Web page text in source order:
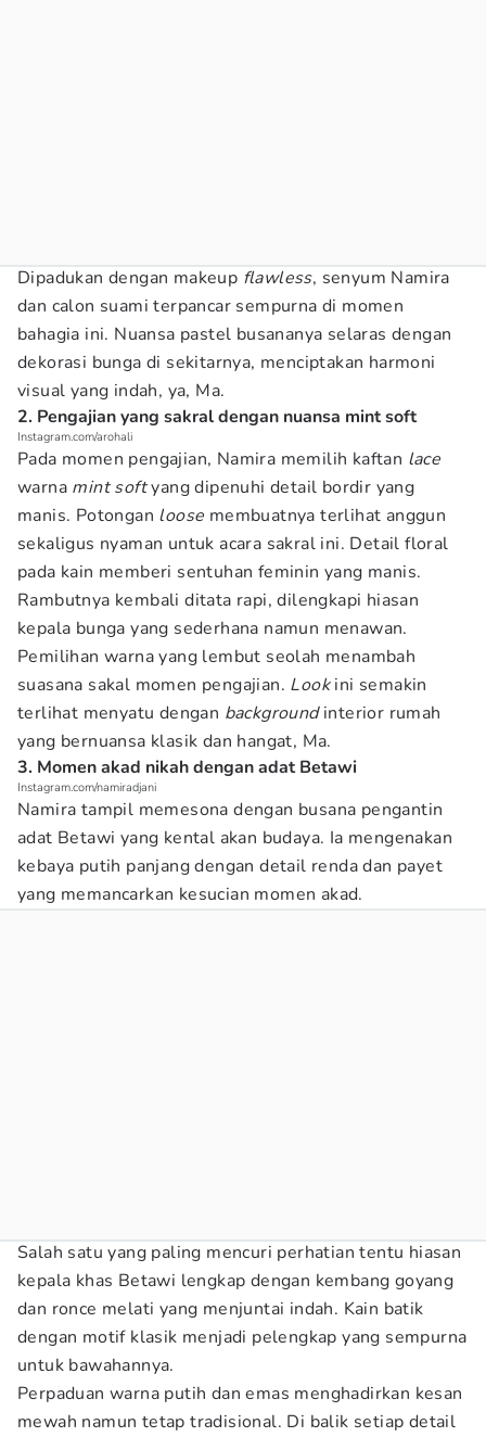
Dipadukan dengan makeup flawless, senyum Namira
dan calon suami terpancar sempurna di momen
bahagia ini. Nuansa pastel busananya selaras dengan
dekorasi bunga di sekitarnya, menciptakan harmoni
visual yang indah, ya, Ma.
2. Pengajian yang sakral dengan nuansa mint soft
Instagram.com/arohali
Pada momen pengajian, Namira memilih kaftan lace
warna mint softyang dipenuhi detail bordir yang
manis. Potongan loose membuatnya terlihat anggun
sekaligus nyaman untuk acara sakral ini. Detail floral
pada kain memberi sentuhan feminin yang manis.
Rambutnya kembali ditata rapi, dilengkapi hiasan
kepala bunga yang sederhana namun menawan.
Pemilihan warna yang lembut seolah menambah
suasana sakal momen pengajian. Lookini semakin
terlihat menyatu dengan backgroundinterior rumah
yang bernuansa klasik dan hangat, Ma.
3. Momen akad nikah dengan adat Betawi
Instagram.com/namiradjani
Namira tampil memesona dengan busana pengantin
adat Betawi yang kental akan budaya. Ia mengenakan
kebaya putih panjang dengan detail renda dan payet
yang memancarkan kesucian momen akad.
Salah satu yang paling mencuri perhatian tentu hiasan
kepala khas Betawi lengkap dengan kembang goyang
dan ronce melati yang menjuntai indah. Kain batik
dengan motif klasik menjadi pelengkap yang sempurna
untuk bawahannya.
Perpaduan warna putih dan emas menghadirkan kesan
mewah namun tetap tradisional. Di balik setiap detail